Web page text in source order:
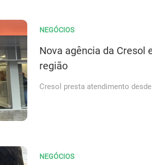
NEGÓCIOS
Nova agência da
região
Cresol presta atendimento
NEGÓCIOS